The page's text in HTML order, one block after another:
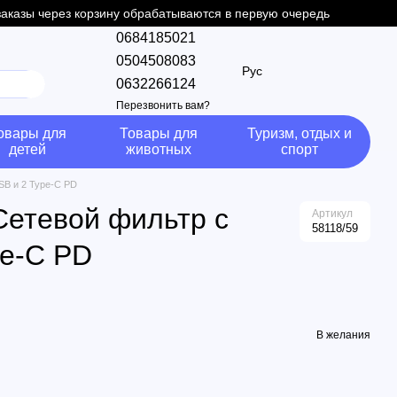
через корзину обрабатываются в первую очередь
0684185021
0504508083
0632266124
Перезвонить вам?
Рус
для
детей
Товары для
животных
Туризм, отдых и
спорт
и 2 Type-C PD
фильтр с
C PD
Артикул
58118/59
В желания